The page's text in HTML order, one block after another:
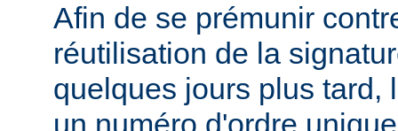
Afin de se prémunir
réutilisation de la
quelques jours plus tard,
un numéro d'ordre